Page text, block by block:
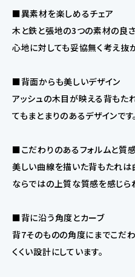
■異素材を楽しめるチェア
木と鉄と張地の3つの素材の良さ
心地に対しても妥協無く考え抜
■背面からも美しいデザイン
アッシュの木目が映える背もた
てもまとまりのあるデザインです。
■こだわりのあるフォルムと質
美しい曲線を描いた背もたれは
ならではの上質な質感を感じら
■背に沿う角度とカーブ
背7そのものの角度にまでこだ
くくい設計にしています。